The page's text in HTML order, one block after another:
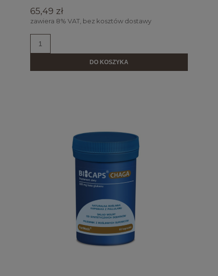
65,49 zł
zawiera 8% VAT, bez kosztów dostawy
DO KOSZYKA